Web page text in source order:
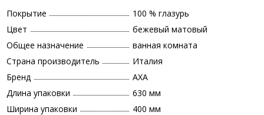
Покрытие
100 % глазурь
Цвет
бежевый матовый
Общее назначение
ванная комната
Страна производитель
Италия
Бренд
AXA
Длина упаковки
630 мм
Ширина упаковки
400 мм